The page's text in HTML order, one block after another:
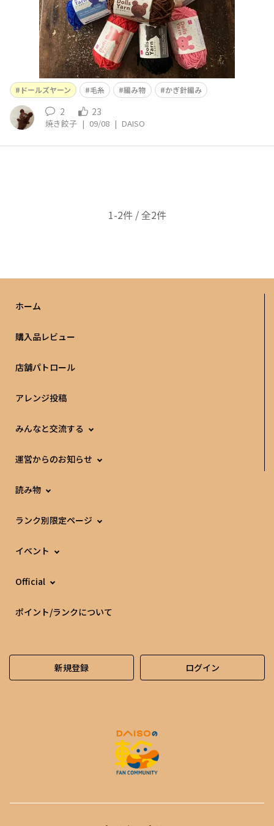
ドールズヤーン 毛糸 編み物 かぎ針編み
2 23
焼き餃子 | 09/08 | DAISO
1-2件 / 全2件
ホーム
購入品レビュー
店舗パトロール
アレンジ投稿
みんなと交流する
運営からのお知らせ
読み物
ランク別限定ページ
イベント
Official
ポイント/ランクについて
新規登録 ログイン